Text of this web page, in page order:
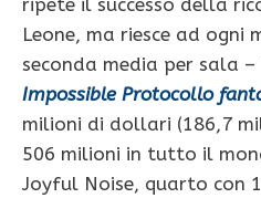
ripete il successo della
Leone, ma riesce ad ogni
seconda media per sala
Impossible Protocollo
milioni di dollari (186,7
506 milioni in tutto il
Joyful Noise, quarto con